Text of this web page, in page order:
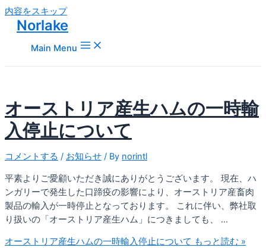
内容をスキップ
Norlake
Main Menu
オーストリア産生ハムの一時輸
入停止について
コメントする / お知らせ / By norintl
平素よりご愛顧いただき誠にありがとうございます。 現在、ハ
ンガリーで発生した口蹄疫の影響により、オーストリア産畜肉
製品の輸入が一時停止となっております。 これに伴い、弊社取
り扱いの「オーストリア産生ハム」につきましても、 …
オーストリア産生ハムの一時輸入停止について もっと読む »